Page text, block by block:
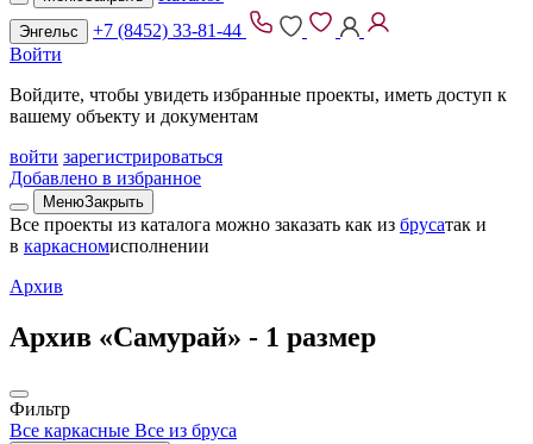
Энгельс
+7 (8452) 33-81-44
Войти
Войдите, чтобы увидеть избранные проекты, иметь доступ к
вашему объекту и документам
войти зарегистрироваться
Добавлено в избранное
МенюЗакрыть
Все проекты из каталога можно заказать как из брусатак и
в каркасномисполнении
Архив
Архив «Самурай» - 1 размер
Фильтр
Все каркасные Все из бруса